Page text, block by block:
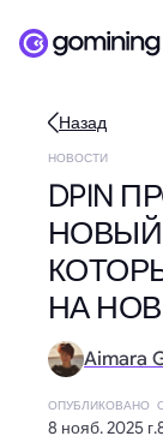
Назад
НОВОСТИ
DPIN
НОВЫЙ
НА
Aimara
ОПУБЛИКОВАНО
8 нояб. 2025 г.